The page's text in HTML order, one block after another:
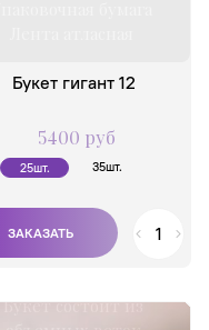
Букет гигант 12
5400 руб
25шт. 35шт.
Букет состоит из